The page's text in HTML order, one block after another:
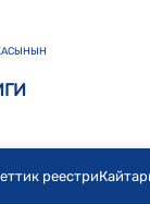
реестри